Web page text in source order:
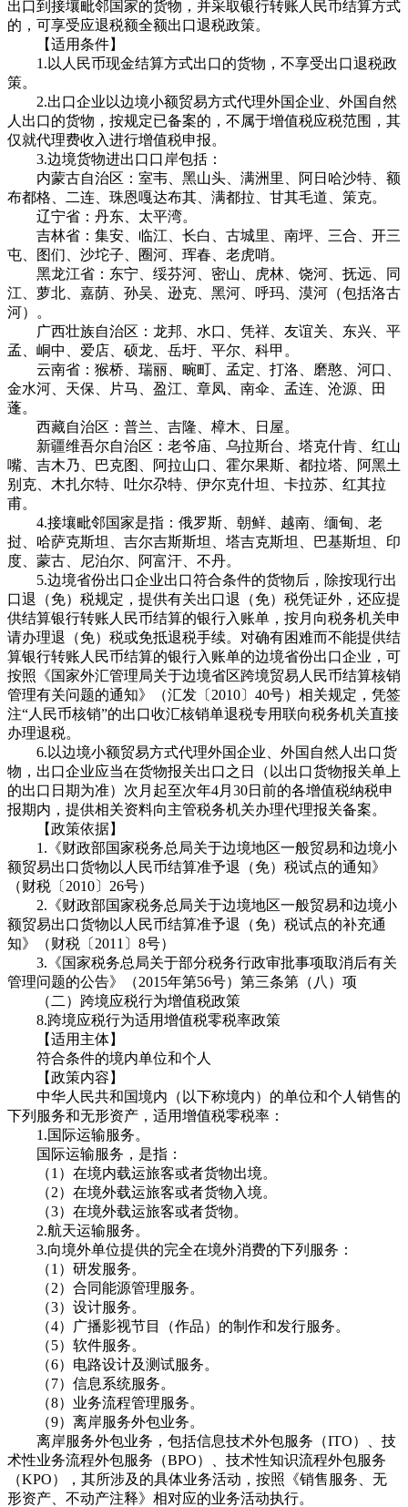
出口到接壤毗邻国家的货物，并采取银行转账人民币结算方式
的，可享受应退税额全额出口退税政策。
【适用条件】
1.以人民币现金结算方式出口的货物，不享受出口退税政
策。
2.出口企业以边境小额贸易方式代理外国企业、外国自然
人出口的货物，按规定已备案的，不属于增值税应税范围，其
仅就代理费收入进行增值税申报。
3.边境货物进出口口岸包括：
内蒙古自治区：室韦、黑山头、满洲里、阿日哈沙特、额
布都格、二连、珠恩嘎达布其、满都拉、甘其毛道、策克。
辽宁省：丹东、太平湾。
吉林省：集安、临江、长白、古城里、南坪、三合、开三
屯、图们、沙坨子、圈河、珲春、老虎哨。
黑龙江省：东宁、绥芬河、密山、虎林、饶河、抚远、同
江、萝北、嘉荫、孙吴、逊克、黑河、呼玛、漠河（包括洛古
河）。
广西壮族自治区：龙邦、水口、凭祥、友谊关、东兴、平
孟、峒中、爱店、硕龙、岳圩、平尔、科甲。
云南省：猴桥、瑞丽、畹町、孟定、打洛、磨憨、河口、
金水河、天保、片马、盈江、章凤、南伞、孟连、沧源、田
蓬。
西藏自治区：普兰、吉隆、樟木、日屋。
新疆维吾尔自治区：老爷庙、乌拉斯台、塔克什肯、红山
嘴、吉木乃、巴克图、阿拉山口、霍尔果斯、都拉塔、阿黑土
别克、木扎尔特、吐尔尕特、伊尔克什坦、卡拉苏、红其拉
甫。
4.接壤毗邻国家是指：俄罗斯、朝鲜、越南、缅甸、老
挝、哈萨克斯坦、吉尔吉斯斯坦、塔吉克斯坦、巴基斯坦、印
度、蒙古、尼泊尔、阿富汗、不丹。
5.边境省份出口企业出口符合条件的货物后，除按现行出
口退（免）税规定，提供有关出口退（免）税凭证外，还应提
供结算银行转账人民币结算的银行入账单，按月向税务机关申
请办理退（免）税或免抵退税手续。对确有困难而不能提供结
算银行转账人民币结算的银行入账单的边境省份出口企业，可
按照《国家外汇管理局关于边境省区跨境贸易人民币结算核销
管理有关问题的通知》（汇发〔2010〕40号）相关规定，凭签
注“人民币核销”的出口收汇核销单退税专用联向税务机关直接
办理退税。
6.以边境小额贸易方式代理外国企业、外国自然人出口货
物，出口企业应当在货物报关出口之日（以出口货物报关单上
的出口日期为准）次月起至次年4月30日前的各增值税纳税申
报期内，提供相关资料向主管税务机关办理代理报关备案。
【政策依据】
1.《财政部国家税务总局关于边境地区一般贸易和边境小
额贸易出口货物以人民币结算准予退（免）税试点的通知》
（财税〔2010〕26号）
2.《财政部国家税务总局关于边境地区一般贸易和边境小
额贸易出口货物以人民币结算准予退（免）税试点的补充通
知》（财税〔2011〕8号）
3.《国家税务总局关于部分税务行政审批事项取消后有关
管理问题的公告》（2015年第56号）第三条第（八）项
（二）跨境应税行为增值税政策
8.跨境应税行为适用增值税零税率政策
【适用主体】
符合条件的境内单位和个人
【政策内容】
中华人民共和国境内（以下称境内）的单位和个人销售的
下列服务和无形资产，适用增值税零税率：
1.国际运输服务。
国际运输服务，是指：
（1）在境内载运旅客或者货物出境。
（2）在境外载运旅客或者货物入境。
（3）在境外载运旅客或者货物。
2.航天运输服务。
3.向境外单位提供的完全在境外消费的下列服务：
（1）研发服务。
（2）合同能源管理服务。
（3）设计服务。
（4）广播影视节目（作品）的制作和发行服务。
（5）软件服务。
（6）电路设计及测试服务。
（7）信息系统服务。
（8）业务流程管理服务。
（9）离岸服务外包业务。
离岸服务外包业务，包括信息技术外包服务（ITO）、技
术性业务流程外包服务（BPO）、技术性知识流程外包服务
（KPO），其所涉及的具体业务活动，按照《销售服务、无
形资产、不动产注释》相对应的业务活动执行。